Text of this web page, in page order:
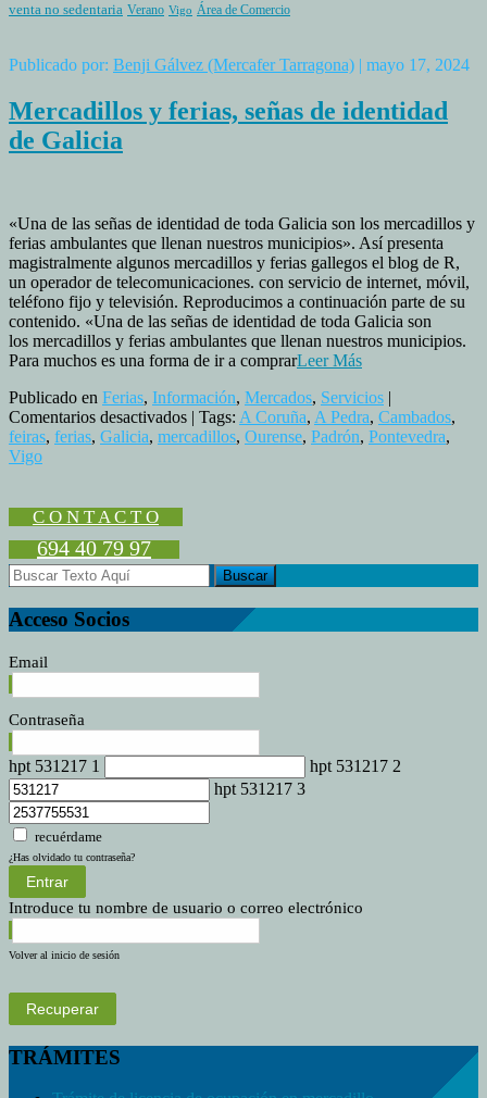
venta no sedentaria Verano Vigo Área de Comercio
Publicado por: Benji Gálvez (Mercafer Tarragona) | mayo 17, 2024
Mercadillos y ferias, señas de identidad
de Galicia
«Una de las señas de identidad de toda Galicia son los mercadillos y
ferias ambulantes que llenan nuestros municipios». Así presenta
magistralmente algunos mercadillos y ferias gallegos el blog de R,
un operador de telecomunicaciones. con servicio de internet, móvil,
teléfono fijo y televisión. Reproducimos a continuación parte de su
contenido. «Una de las señas de identidad de toda Galicia son
los mercadillos y ferias ambulantes que llenan nuestros municipios.
Para muchos es una forma de ir a comprarLeer Más
Publicado en Ferias, Información, Mercados, Servicios |
Comentarios desactivadosen
Mercadillos
Galicia
| Tags: A Coruña, A Pedra, Cambados,
feiras, ferias, Galicia, mercadillos, Ourense, Padrón, Pontevedra,
Vigo
C O N T A C T O
694 40 79 97
Acceso Socios
Email
Contraseña
hpt 531217 1
hpt 531217 2
hpt 531217 3
recuérdame
¿Has olvidado tu contraseña?
Entrar
Introduce tu nombre de usuario o correo electrónico
Volver al inicio de sesión
Recuperar
TRÁMITES